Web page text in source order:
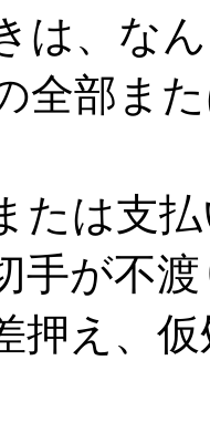
は、な
全部ま
は支
手が不
え、仮